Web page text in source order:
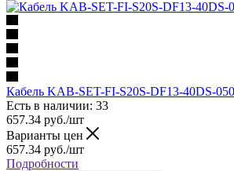
Кабель KAB-SET-FI-S20S-DF13-40DS-
Есть в наличии: 33
657.34 руб./шт
Варианты цен
657.34 руб./шт
Подробности